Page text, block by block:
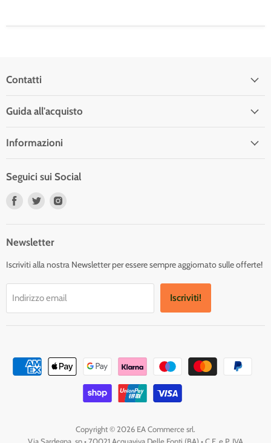
Contatti
Guida all'acquisto
Informazioni
Seguici sui Social
Trovaci
Trovaci
Newsletter
Iscriviti alla nostra Newsletter per essere sempre aggiornato sulle offerte!
Indirizzo email Iscriviti!
Copyright © 2026 EA Commerce srl.